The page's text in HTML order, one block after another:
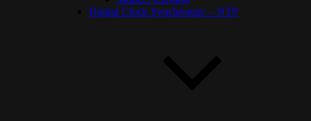
Digital Clock Synchronize – NTP